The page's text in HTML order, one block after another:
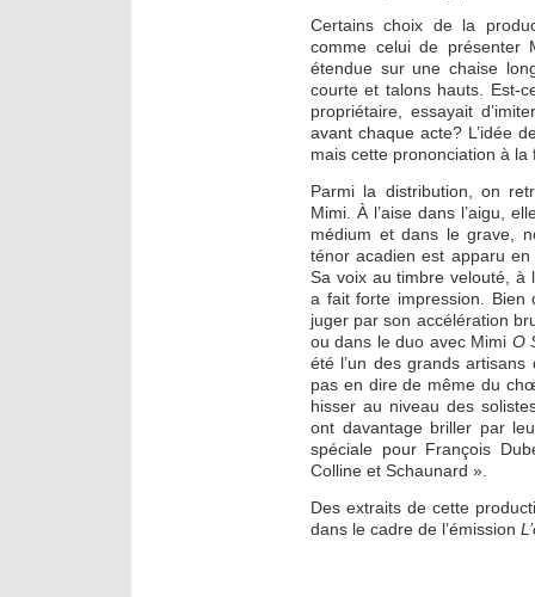
Certains choix de la
comme celui de présenter
étendue sur une chaise
courte et talons hauts. Est-
propriétaire, essayait
avant chaque acte? L’idée
mais cette prononciation à la
Parmi la distribution, on
Mimi. À l’aise dans l’aigu,
médium et dans le grave,
ténor acadien est apparu
Sa voix au timbre velouté, à
a fait forte impression.
juger par son accélération
ou dans le duo avec Mimi O
été l’un des grands
pas en dire de même du
hisser au niveau des
ont davantage briller par
spéciale pour François
Colline et Schaunard ».
Des extraits de cette
dans le cadre de l’émission